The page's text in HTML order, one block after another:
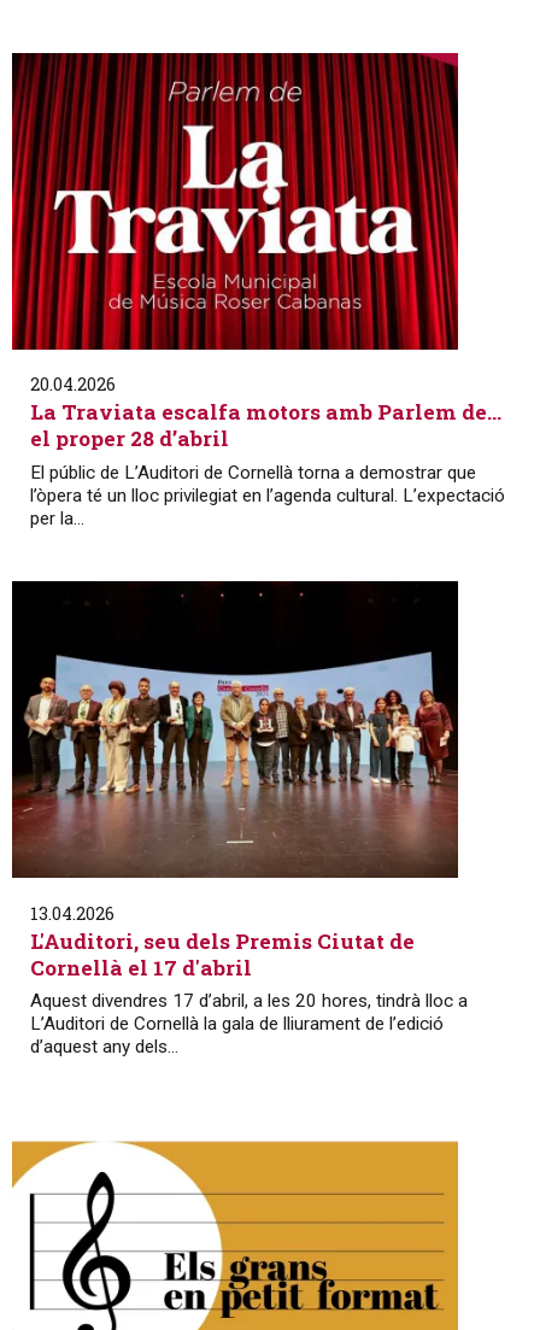
20.04.2026
La Traviata escalfa motors amb Parlem de…
el proper 28 d’abril
El públic de L’Auditori de Cornellà torna a demostrar que
l’òpera té un lloc privilegiat en l’agenda cultural. L’expectació
per la...
13.04.2026
L'Auditori, seu dels Premis Ciutat de
Cornellà el 17 d'abril
Aquest divendres 17 d’abril, a les 20 hores, tindrà lloc a
L’Auditori de Cornellà la gala de lliurament de l’edició
d’aquest any dels...